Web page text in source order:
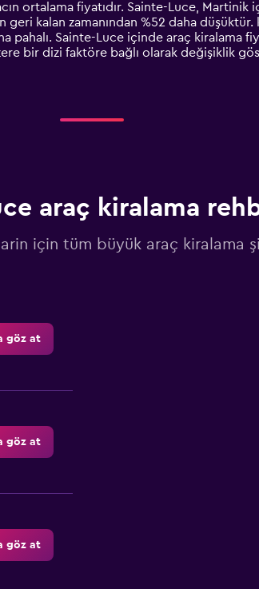
ortalama fiyatıdır. Sainte-Luce,
geri kalan zamanından %52 daha
pahalı. Sainte-Luce içinde araç kiralama
bir dizi faktöre bağlı olarak değişiklik
araç kiralama
için tüm büyük araç kiralama
göz at
göz at
göz at